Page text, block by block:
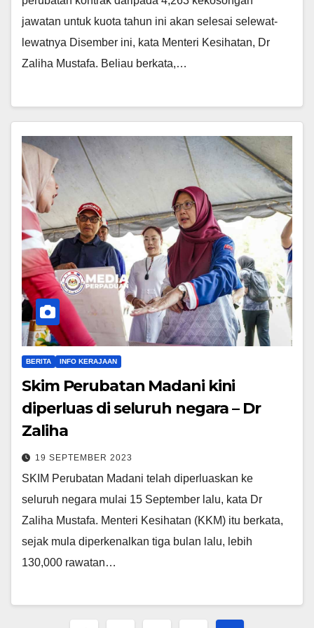
jawatan untuk kuota tahun ini akan selesai selewat-
lewatnya Disember ini, kata Menteri Kesihatan, Dr
Zaliha Mustafa. Beliau berkata,…
BERITA INFO KERAJAAN
Skim Perubatan Madani kini
diperluas di seluruh negara – Dr
Zaliha
19 SEPTEMBER 2023
SKIM Perubatan Madani telah diperluaskan ke
seluruh negara mulai 15 September lalu, kata Dr
Zaliha Mustafa. Menteri Kesihatan (KKM) itu berkata,
sejak mula diperkenalkan tiga bulan lalu, lebih
130,000 rawatan…